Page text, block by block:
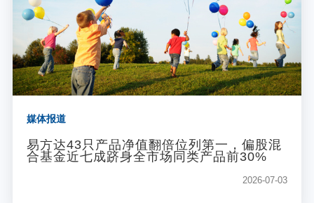
媒体报道
易方达43只产品净值翻倍位列第一，偏股混
合基金近七成跻身全市场同类产品前30%
2026-07-03